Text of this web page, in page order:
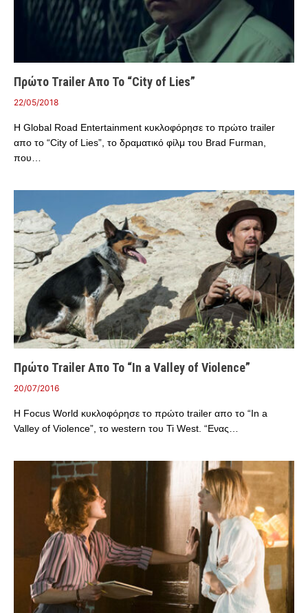
Πρώτο Trailer Απο Το “City of Lies”
22/05/2018
Η Global Road Entertainment κυκλοφόρησε το πρώτο trailer
απο το “City of Lies”, το δραματικό φίλμ του Brad Furman,
που…
Πρώτο Trailer Απο Το “In a Valley of Violence”
20/07/2016
Η Focus World κυκλοφόρησε το πρώτο trailer απο το “In a
Valley of Violence”, το western του Ti West. “Ενας…